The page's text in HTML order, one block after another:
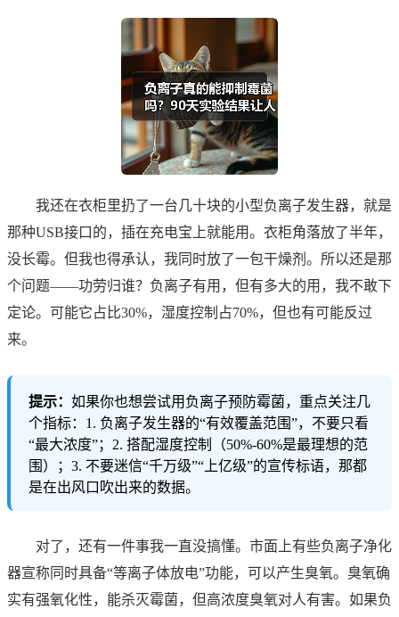
我还在衣柜里扔了一台几十块的小型负离子发生器，就是
那种USB接口的，插在充电宝上就能用。衣柜角落放了半年，
没长霉。但我也得承认，我同时放了一包干燥剂。所以还是那
个问题——功劳归谁？负离子有用，但有多大的用，我不敢下
定论。可能它占比30%，湿度控制占70%，但也有可能反过
来。
提示： 如果你也想尝试用负离子预防霉菌，重点关注几
个指标：1. 负离子发生器的“有效覆盖范围”，不要只看
“最大浓度”；2. 搭配湿度控制（50%-60%是最理想的范
围）；3. 不要迷信“千万级”“上亿级”的宣传标语，那都
是在出风口吹出来的数据。
对了，还有一件事我一直没搞懂。市面上有些负离子净化
器宣称同时具备“等离子体放电”功能，可以产生臭氧。臭氧确
实有强氧化性，能杀灭霉菌，但高浓度臭氧对人有害。如果负